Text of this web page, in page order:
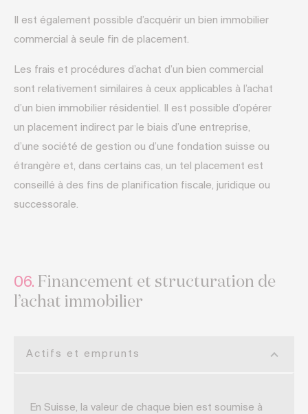
Il est également possible d’acquérir un bien immobilier
commercial à seule fin de placement.
Les frais et procédures d’achat d’un bien commercial
sont relativement similaires à ceux applicables à l’achat
d’un bien immobilier résidentiel. Il est possible d’opérer
un placement indirect par le biais d’une entreprise,
d’une société de gestion ou d’une fondation suisse ou
étrangère et, dans certains cas, un tel placement est
conseillé à des fins de planification fiscale, juridique ou
successorale.
06. Financement et structuration de
l’achat immobilier
Actifs et emprunts
En Suisse, la valeur de chaque bien est soumise à